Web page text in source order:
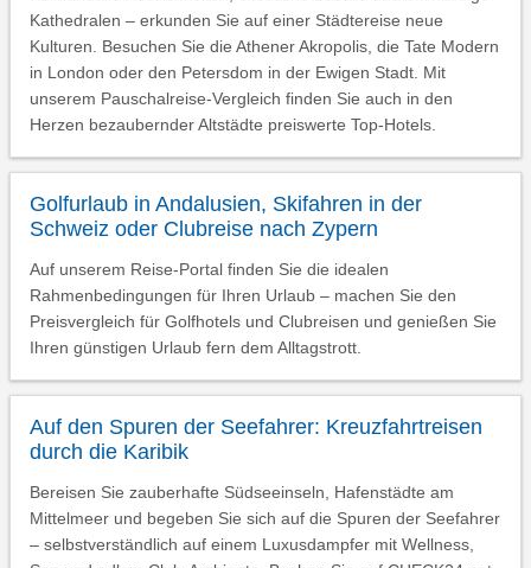
Kathedralen – erkunden Sie auf einer Städtereise neue
Kulturen. Besuchen Sie die Athener Akropolis, die Tate Modern
in London oder den Petersdom in der Ewigen Stadt. Mit
unserem Pauschalreise-Vergleich finden Sie auch in den
Herzen bezaubernder Altstädte preiswerte Top-Hotels.
Golfurlaub in Andalusien, Skifahren in der
Schweiz oder Clubreise nach Zypern
Auf unserem Reise-Portal finden Sie die idealen
Rahmenbedingungen für Ihren Urlaub – machen Sie den
Preisvergleich für Golfhotels und Clubreisen und genießen Sie
Ihren günstigen Urlaub fern dem Alltagstrott.
Auf den Spuren der Seefahrer: Kreuzfahrtreisen
durch die Karibik
Bereisen Sie zauberhafte Südseeinseln, Hafenstädte am
Mittelmeer und begeben Sie sich auf die Spuren der Seefahrer
– selbstverständlich auf einem Luxusdampfer mit Wellness,